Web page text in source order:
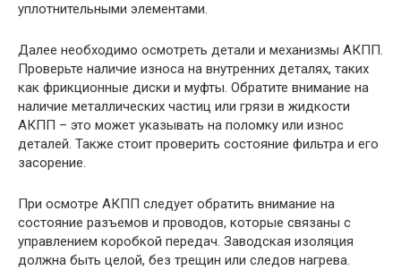
уплотнительными элементами.
Далее необходимо осмотреть детали и механизмы АКПП.
Проверьте наличие износа на внутренних деталях, таких
как фрикционные диски и муфты. Обратите внимание на
наличие металлических частиц или грязи в жидкости
АКПП – это может указывать на поломку или износ
деталей. Также стоит проверить состояние фильтра и его
засорение.
При осмотре АКПП следует обратить внимание на
состояние разъемов и проводов, которые связаны с
управлением коробкой передач. Заводская изоляция
должна быть целой, без трещин или следов нагрева.